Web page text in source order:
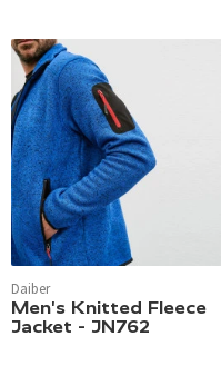
Daiber
Men's Knitted Fleece
Jacket - JN762